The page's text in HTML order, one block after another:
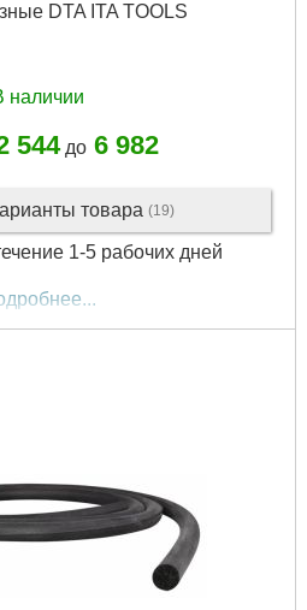
DTA ITA TOOLS
наличии
544до 6 982
товара (19)
1-5 рабочих дней